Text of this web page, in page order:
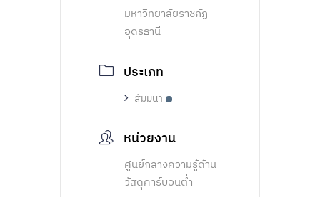
มหาวิทยาลัยราชภัฏ
อุดรธานี
ประเภท
สัมมนา
หน่วยงาน
ศูนย์กลางความรู้ด้าน
วัสดุคาร์บอนต่ำ